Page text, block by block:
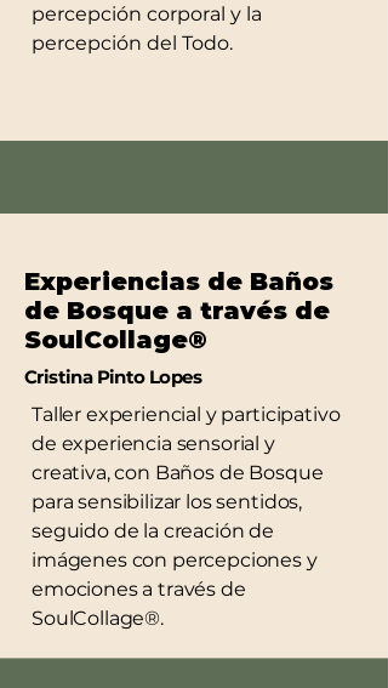
percepción corporal y la
percepción del Todo.
Experiencias de Baños
de Bosque a través de
SoulCollage®
Cristina Pinto Lopes
Taller experiencial y participativo
de experiencia sensorial y
creativa, con Baños de Bosque
para sensibilizar los sentidos,
seguido de la creación de
imágenes con percepciones y
emociones a través de
SoulCollage®.